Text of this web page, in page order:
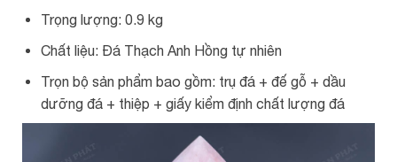
Trọng lượng: 0.9 kg
Chất liệu: Đá Thạch Anh Hồng tự nhiên
Trọn bộ sản phẩm bao gồm: trụ đá + đế gỗ + dầu
dưỡng đá + thiệp + giấy kiểm định chất lượng đá